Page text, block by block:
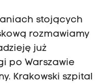
stojących
rozmawiamy
już
po Warszawie
Krakowski szpital